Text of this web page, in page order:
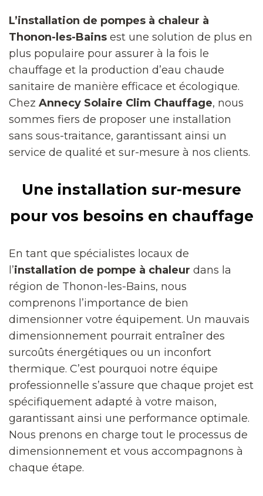
L’installation de pompes à chaleur à
Thonon-les-Bains est une solution de plus en
plus populaire pour assurer à la fois le
chauffage et la production d’eau chaude
sanitaire de manière efficace et écologique.
Chez Annecy Solaire Clim Chauffage, nous
sommes fiers de proposer une installation
sans sous-traitance, garantissant ainsi un
service de qualité et sur-mesure à nos clients.
Une installation sur-mesure
pour vos besoins en chauffage
En tant que spécialistes locaux de
l’installation de pompe à chaleur dans la
région de Thonon-les-Bains, nous
comprenons l’importance de bien
dimensionner votre équipement. Un mauvais
dimensionnement pourrait entraîner des
surcoûts énergétiques ou un inconfort
thermique. C’est pourquoi notre équipe
professionnelle s’assure que chaque projet est
spécifiquement adapté à votre maison,
garantissant ainsi une performance optimale.
Nous prenons en charge tout le processus de
dimensionnement et vous accompagnons à
chaque étape.